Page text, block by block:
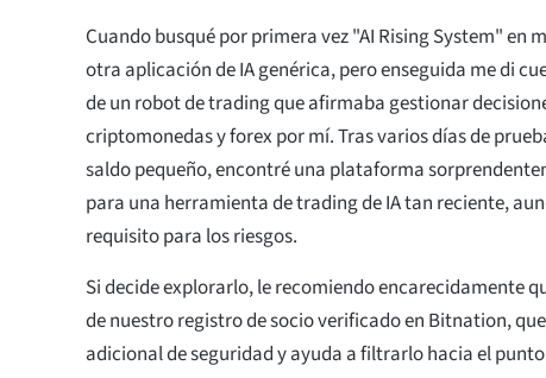
Cuando busqué por primera vez "AI Rising System" en
otra aplicación de IA genérica, pero enseguida me di
de un robot de trading que afirmaba gestionar
criptomonedas y forex por mí. Tras varios días de
saldo pequeño, encontré una plataforma
para una herramienta de trading de IA tan reciente,
requisito para los riesgos.
Si decide explorarlo, le recomiendo encarecidamente
de nuestro registro de socio verificado en Bitnation,
adicional de seguridad y ayuda a filtrarlo hacia el